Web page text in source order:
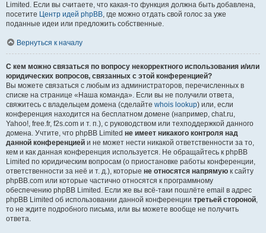
Limited. Если вы считаете, что какая-то функция должна быть добавлена,
посетите Центр идей phpBB, где можно отдать свой голос за уже
поданные идеи или предложить собственные.
Вернуться к началу
С кем можно связаться по вопросу некорректного использования и/или
юридических вопросов, связанных с этой конференцией?
Вы можете связаться с любым из администраторов, перечисленных в
списке на странице «Наша команда». Если вы не получили ответа,
свяжитесь с владельцем домена (сделайте whois lookup) или, если
конференция находится на бесплатном домене (например, chat.ru,
Yahoo!, free.fr, f2s.com и т. п.), с руководством или техподдержкой данного
домена. Учтите, что phpBB Limited не имеет никакого контроля над
данной конференцией и не может нести никакой ответственности за то,
кем и как данная конференция используется. Не обращайтесь к phpBB
Limited по юридическим вопросам (о приостановке работы конференции,
ответственности за неё и т. д.), которые не относятся напрямую к сайту
phpBB.com или которые частично относятся к программному
обеспечению phpBB Limited. Если же вы всё-таки пошлёте email в адрес
phpBB Limited об использовании данной конференции третьей стороной,
то не ждите подробного письма, или вы можете вообще не получить
ответа.